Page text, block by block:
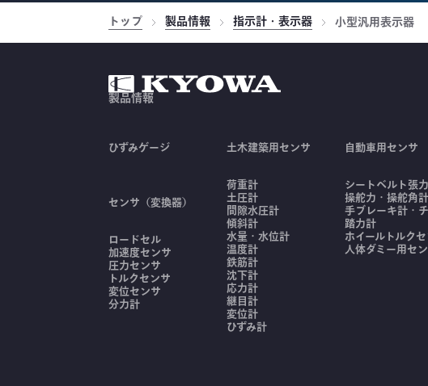
トップ 製品情報 指示計・表示器 小型汎用表示器
製品情報
ひずみゲージ
センサ（変換器）
ロードセル
加速度センサ
圧力センサ
トルクセンサ
変位センサ
分力計
土木建築用センサ
荷重計
土圧計
間隙水圧計
傾斜計
水量・水位計
温度計
鉄筋計
沈下計
応力計
継目計
変位計
ひずみ計
自動車用センサ
シートベルト張
操舵力・操舵角計
手ブレーキ計・
踏力計
ホイールトルク
人体ダミー用セ